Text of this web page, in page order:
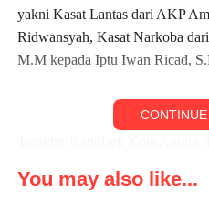
yakni Kasat Lantas dari AKP
Ridwansyah, Kasat Narkoba
M.M kepada Iptu Iwan Ricad,
Ipda Adi Setiawan, S.H., kepada
You may also like...